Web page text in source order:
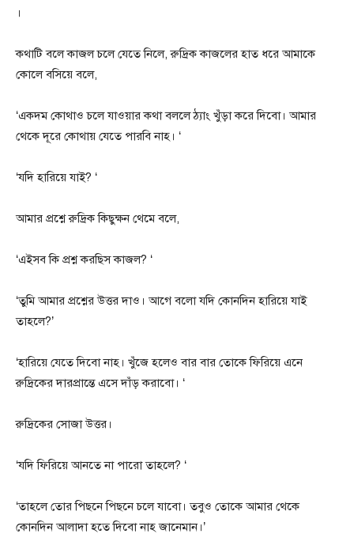
।
কথাটি বলে কাজল চলে যেতে নিলে, রুদ্রিক কাজলের হাত ধরে আমাকে
কোলে বসিয়ে বলে,
‘একদম কোথাও চলে যাওয়ার কথা বললে ঠ্যাং খুঁড়া করে দিবো। আমার
থেকে দূরে কোথায় যেতে পারবি নাহ। ‘
‘যদি হারিয়ে যাই? ‘
আমার প্রশ্নে রুদ্রিক কিছুক্ষন থেমে বলে,
‘এইসব কি প্রশ্ন করছিস কাজল? ‘
‘তুমি আমার প্রশ্নের উত্তর দাও। আগে বলো যদি কোনদিন হারিয়ে যাই
তাহলে?’
‘হারিয়ে যেতে দিবো নাহ। খুঁজে হলেও বার বার তোকে ফিরিয়ে এনে
রুদ্রিকের দারপ্রান্তে এসে দাঁড় করাবো। ‘
রুদ্রিকের সোজা উত্তর।
‘যদি ফিরিয়ে আনতে না পারো তাহলে? ‘
‘তাহলে তোর পিছনে পিছনে চলে যাবো। তবুও তোকে আমার থেকে
কোনদিন আলাদা হতে দিবো নাহ জানেমান।’